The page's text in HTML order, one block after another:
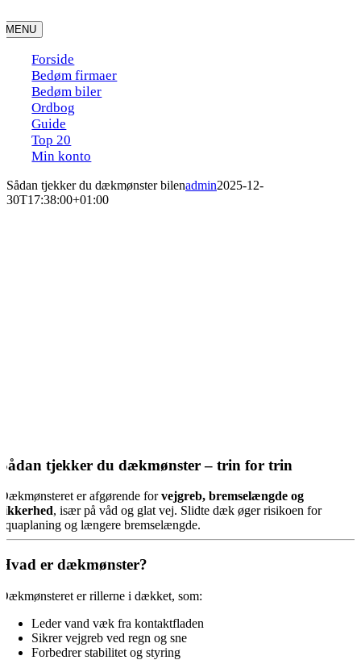
to
content
MENU
Forside
Bedøm firmaer
Bedøm biler
Ordbog
Guide
Top 20
Min konto
Sådan tjekker du dækmønster bilenadmin2025-12-
30T17:38:00+01:00
Sådan tjekker du dækmønster – trin for trin
Dækmønsteret er afgørende forvejgreb, bremselængde og
sikkerhed, især på våd og glat vej. Slidte dæk øger risikoen for
aquaplaning og længere bremselængde.
Hvad er dækmønster?
Dækmønsteret er rillerne i dækket, som:
Leder vand væk fra kontaktfladen
Sikrer vejgreb ved regn og sne
Forbedrer stabilitet og styring